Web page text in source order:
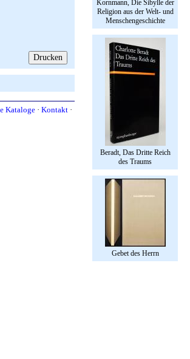
Kornmann, Die Sibylle der
Religion aus der Welt- und
Menschengeschichte
Beradt, Das Dritte Reich
des Traums
Gebet des Herrn
Kataloge· Kontakt·